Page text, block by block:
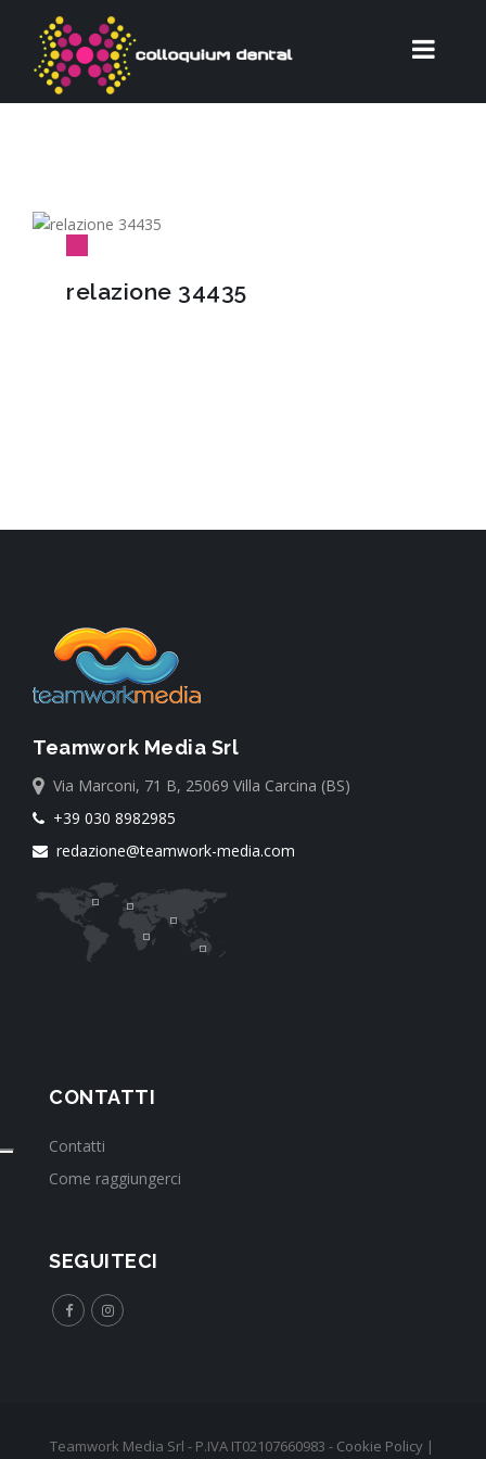
relazione 34435
Teamwork Media Srl
Via Marconi, 71 B, 25069 Villa Carcina (BS)
+39 030 8982985
redazione@teamwork-media.com
CONTATTI
Contatti
Come raggiungerci
SEGUITECI
Teamwork Media Srl - P.IVA IT02107660983 - Cookie Policy|